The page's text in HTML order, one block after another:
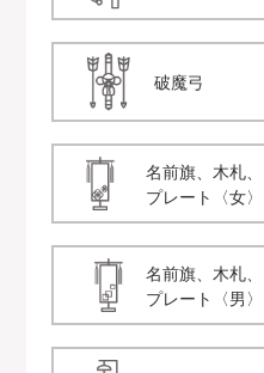
破魔弓
名前旗、木札、
プレート〈女〉
名前旗、木札、
プレート〈男〉